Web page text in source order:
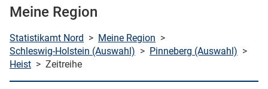
Meine Region
Statistikamt Nord > Meine Region >
Schleswig-Holstein (Auswahl) > Pinneberg (Auswahl) >
Heist > Zeitreihe